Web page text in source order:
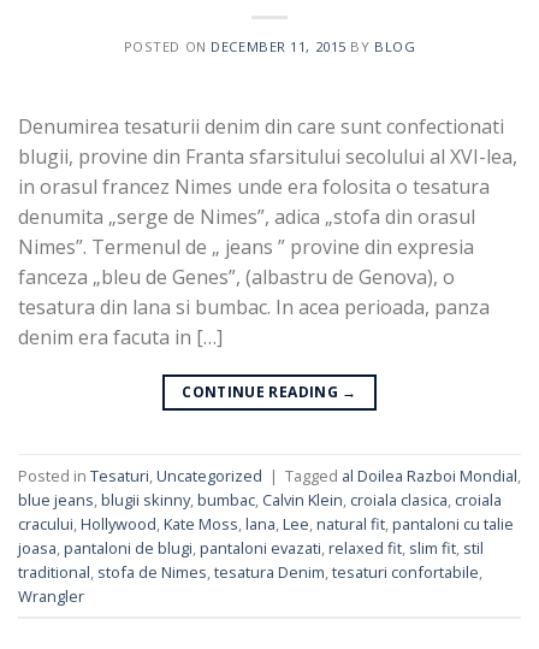
POSTED ON DECEMBER 11, 2015 BY BLOG
Denumirea tesaturii denim din care sunt confectionati
blugii, provine din Franta sfarsitului secolului al XVI-lea,
in orasul francez Nimes unde era folosita o tesatura
denumita „serge de Nimes”, adica „stofa din orasul
Nimes”. Termenul de „ jeans ” provine din expresia
fanceza „bleu de Genes”, (albastru de Genova), o
tesatura din lana si bumbac. In acea perioada, panza
denim era facuta in […]
CONTINUE READING →
Posted in Tesaturi Uncategorized | Tagged al Doilea Razboi Mondial
blue jeans blugii skinny, bumbac Calvin Klein croiala clasica croiala
cracului Hollywood Kate Moss lana Lee natural fit pantaloni cu talie
joasa pantaloni de blugi pantaloni evazati relaxed fit slim fit stil
traditional stofa de Nimes tesatura Denim tesaturi confortabile
Wrangler